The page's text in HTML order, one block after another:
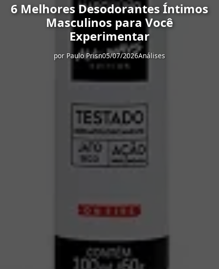
6 Melhores Desodorantes Íntimos
Masculinos para Você
Experimentar
por Paulo Prisn05/07/2026Análises